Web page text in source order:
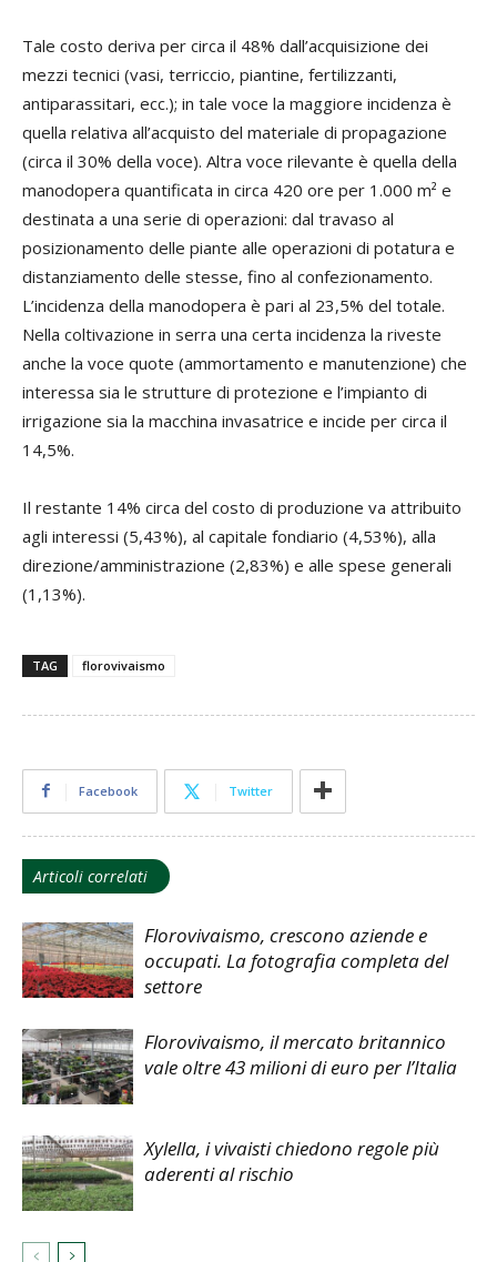
Tale costo deriva per circa il 48% dall’acquisizione dei
mezzi tecnici (vasi, terriccio, piantine, fertilizzanti,
antiparassitari, ecc.); in tale voce la maggiore incidenza è
quella relativa all’acquisto del materiale di propagazione
(circa il 30% della voce). Altra voce rilevante è quella della
manodopera quantificata in circa 420 ore per 1.000 m² e
destinata a una serie di operazioni: dal travaso al
posizionamento delle piante alle operazioni di potatura e
distanziamento delle stesse, fino al confezionamento.
L’incidenza della manodopera è pari al 23,5% del totale.
Nella coltivazione in serra una certa incidenza la riveste
anche la voce quote (ammortamento e manutenzione) che
interessa sia le strutture di protezione e l’impianto di
irrigazione sia la macchina invasatrice e incide per circa il
14,5%.
Il restante 14% circa del costo di produzione va attribuito
agli interessi (5,43%), al capitale fondiario (4,53%), alla
direzione/amministrazione (2,83%) e alle spese generali
(1,13%).
TAG florovivaismo
Facebook Twitter
Articoli correlati
Florovivaismo, crescono aziende e
occupati. La fotografia completa del
settore
Florovivaismo, il mercato britannico
vale oltre 43 milioni di euro per l’Italia
Xylella, i vivaisti chiedono regole più
aderenti al rischio